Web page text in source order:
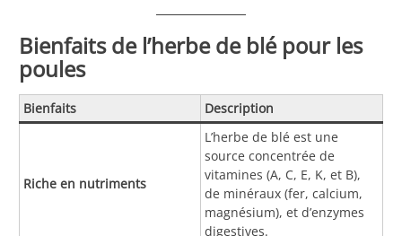
Bienfaits de l’herbe de blé pour les
poules
Bienfaits Description
Riche en nutriments
L’herbe de blé est une
source concentrée de
vitamines (A, C, E, K, et B),
de minéraux (fer, calcium,
magnésium), et d’enzymes
digestives.